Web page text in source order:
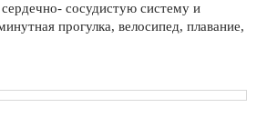
сосудистую систему и
прогулка, велосипед, плавание,